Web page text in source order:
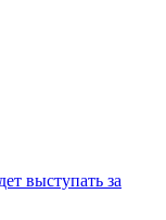
выступать за